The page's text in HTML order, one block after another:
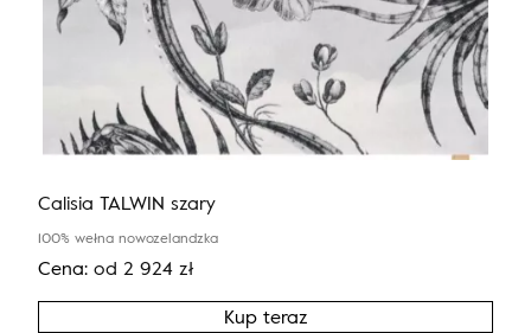
Calisia TALWIN szary
100% wełna nowozelandzka
Cena: od 2 924 zł
Kup teraz